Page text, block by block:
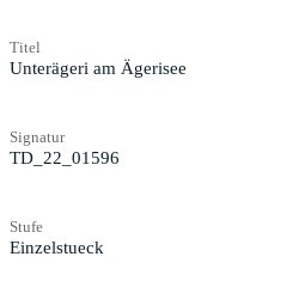
Titel
Unterägeri am Ägerisee
Signatur
TD_22_01596
Stufe
Einzelstueck